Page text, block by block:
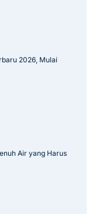
2026, Mulai
Air yang Harus